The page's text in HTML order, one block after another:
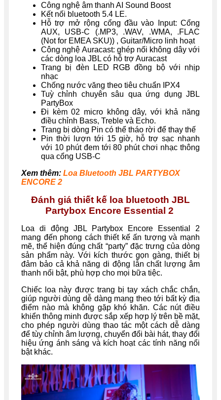
Công nghệ âm thanh AI Sound Boost
Kết nối bluetooth 5.4 LE.
Hỗ trợ mở rộng cổng đầu vào Input: Cổng
AUX, USB-C (.MP3, .WAV, .WMA, .FLAC
(Not for EMEA SKU)) , Guitar/Micro linh hoạt
Công nghệ Auracast: ghép nối không dây với
các dòng loa JBL có hỗ trợ Auracast
Trang bị đèn LED RGB đồng bộ với nhịp
nhạc
Chống nước văng theo tiêu chuẩn IPX4
Tuỳ chỉnh chuyên sâu qua ứng dụng JBL
PartyBox
Đi kèm 02 micro không dây, với khả năng
điều chỉnh Bass, Treble và Echo.
Trang bị dòng Pin có thể tháo rời để thay thế
Pin thời lượn tới 15 giờ, hỗ trợ sạc nhanh
với 10 phút đem tới 80 phút chơi nhạc thông
qua cổng USB-C
Xem thêm: Loa Bluetooth JBL PARTYBOX
ENCORE 2
Đánh giá thiết kế loa bluetooth JBL
Partybox Encore Essential 2
Loa di động JBL Partybox Encore Essential 2
mang đến phong cách thiết kế ấn tượng và mạnh
mẽ, thể hiện đúng chất “party” đặc trưng của dòng
sản phẩm này. Với kích thước gọn gàng, thiết bị
đảm bảo cả khả năng di động lẫn chất lượng âm
thanh nổi bật, phù hợp cho mọi bữa tiệc.
Chiếc loa này được trang bị tay xách chắc chắn,
giúp người dùng dễ dàng mang theo tới bất kỳ địa
điểm nào mà không gặp khó khăn. Các nút điều
khiển thông minh được sắp xếp hợp lý trên bề mặt,
cho phép người dùng thao tác một cách dễ dàng
để tùy chỉnh âm lượng, chuyển đổi bài hát, thay đổi
hiệu ứng ánh sáng và kích hoạt các tính năng nổi
bật khác.